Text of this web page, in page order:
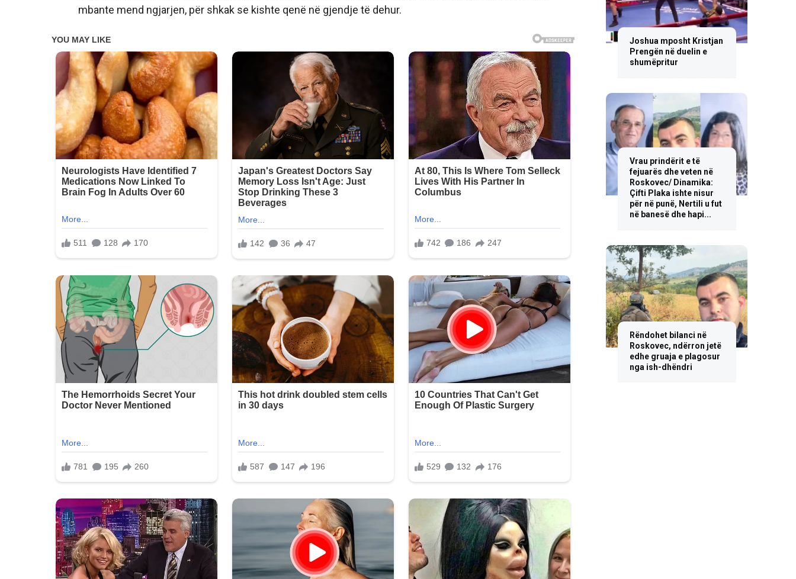
mbante mend ngjarjen, për shkak se kishte qenë në gjendje të dehur.
Joshua mposht Kristjan
Prengën në duelin e
shumëpritur
Vrau prindërit e të
fejuarës dhe veten në
Roskovec/ Dinamika:
Çifti Plaka ishte nisur
për në punë, Nertili u fut
në banesë dhe hapi...
Rëndohet bilanci në
Roskovec, ndërron jetë
edhe gruaja e plagosur
nga ish-dhëndri